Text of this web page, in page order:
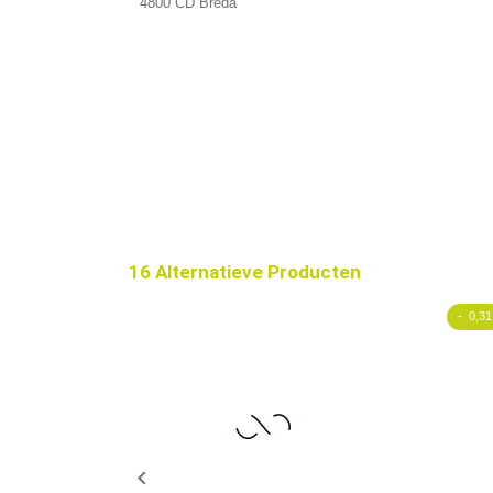
16 Alternatieve Producten
- 0,31
